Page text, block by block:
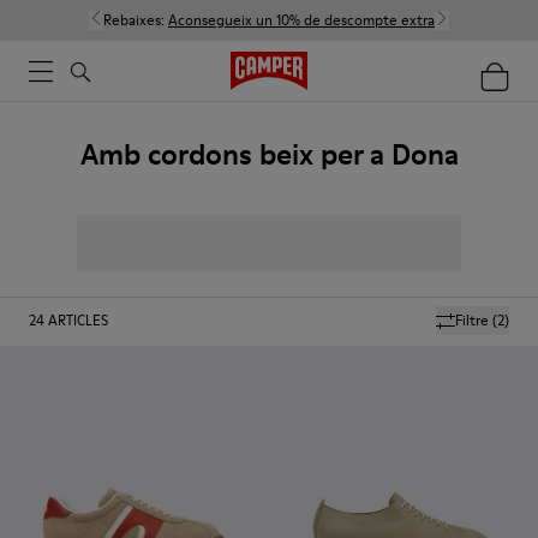
Rebaixes: Aconsegueix un 10% de descompte extra
Amb cordons beix per a Dona
Filtre (2)
24ARTICLES